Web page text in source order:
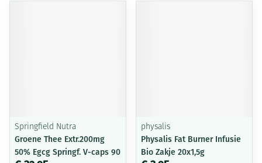
Springfield Nutra
Groene Thee Extr.200mg
50% Egcg Springf. V-caps 90
physalis
Physalis Fat Burner Infusie
Bio Zakje 20x1,5g